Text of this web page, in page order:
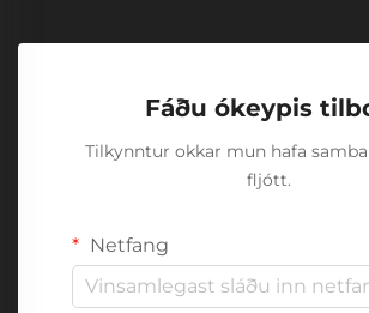
Fáðu ókeypis
Tilkynntur okkar mun hafa
fljótt.
Netfang